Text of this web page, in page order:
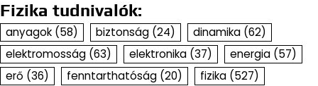
Fizika tudnivalók:
anyagok (58) biztonság (24) dinamika (62)
elektromosság (63) elektronika (37) energia (57)
erő (36) fenntarthatóság (20) fizika (527)